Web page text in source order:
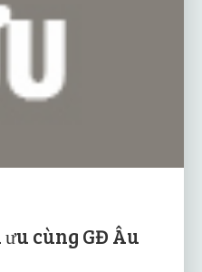
cùng GĐ Âu